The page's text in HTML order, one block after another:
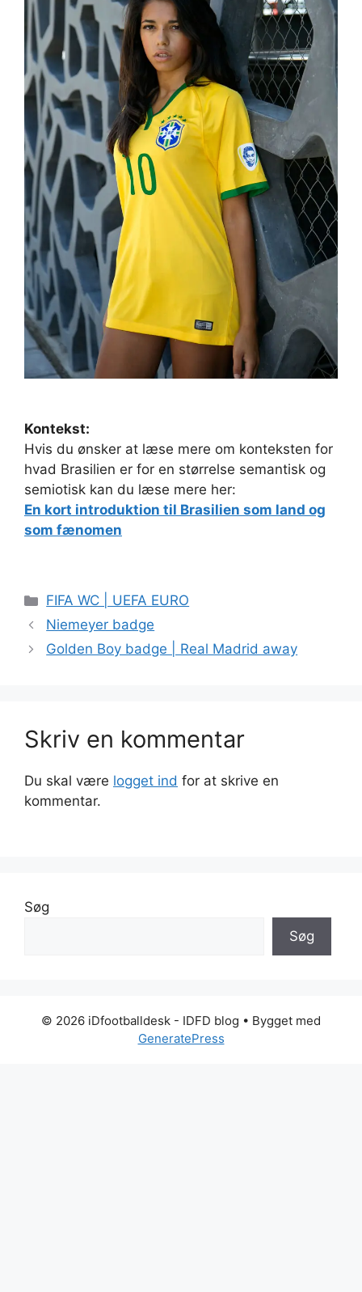
Kontekst:
Hvis du ønsker at læse mere om konteksten for
hvad Brasilien er for en størrelse semantisk og
semiotisk kan du læse mere her:
En kort introduktion til Brasilien som land og
som fænomen
Kategorier
FIFA WC | UEFA EURO
Niemeyer badge
Golden Boy badge | Real Madrid away
Skriv en kommentar
Du skal være logget ind for at skrive en
kommentar.
Søg
Søg
© 2026 iDfootballdesk - IDFD blog • Bygget med
GeneratePress